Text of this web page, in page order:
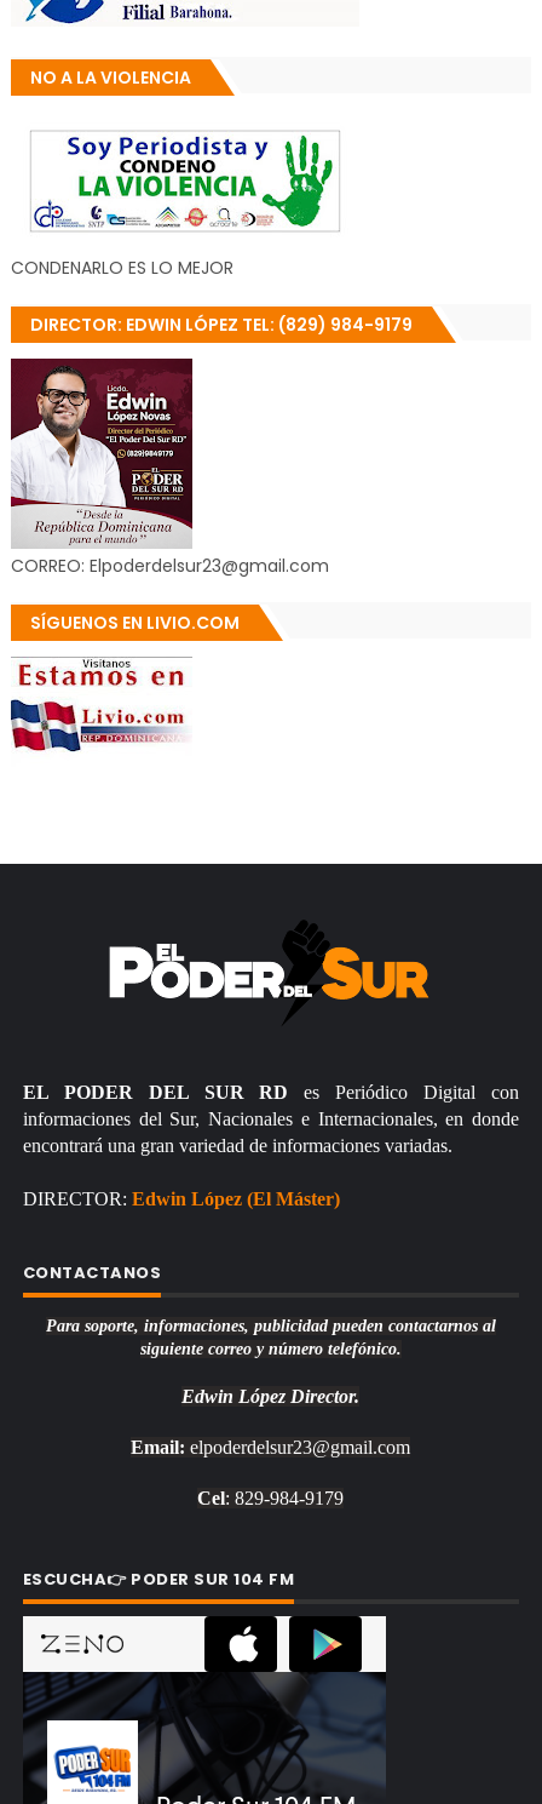
NO A LA VIOLENCIA
CONDENARLO ES LO MEJOR
DIRECTOR: EDWIN LÓPEZ TEL: (829) 984-9179
CORREO: Elpoderdelsur23@gmail.com
SÍGUENOS EN LIVIO.COM
EL PODER DEL SUR RD es Periódico Digital con
informaciones del Sur, Nacionales e Internacionales, en donde
encontrará una gran variedad de informaciones variadas.
DIRECTOR: Edwin López (El Máster)
CONTACTANOS
Para soporte, informaciones, publicidad pueden contactarnos al
siguiente correo y número telefónico.
Edwin López Director.
Email: elpoderdelsur23@gmail.com
Cel: 829-984-9179
ESCUCHA👉 PODER SUR 104 FM